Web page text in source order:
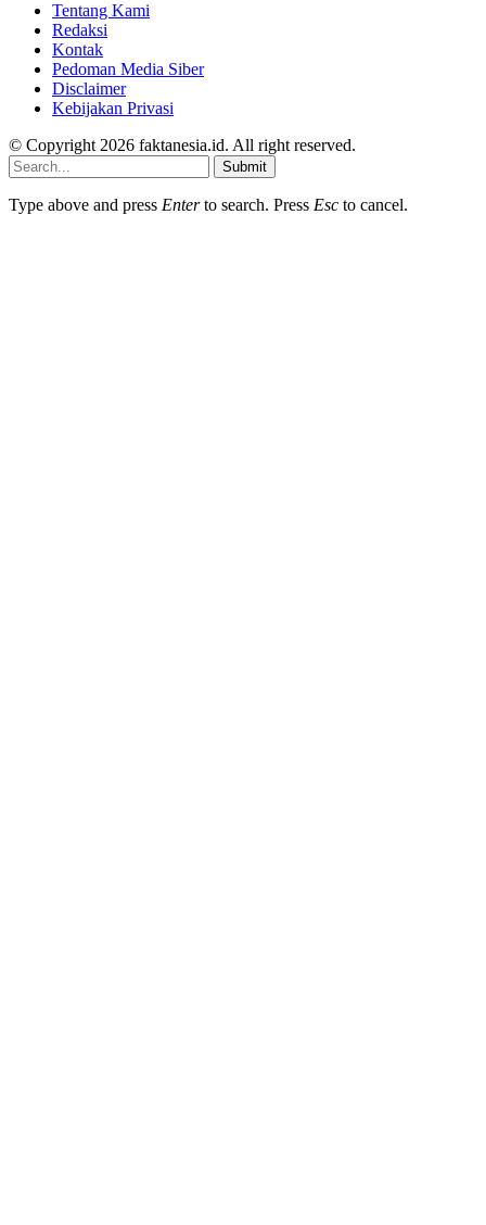
Tentang Kami
Redaksi
Kontak
Pedoman Media Siber
Disclaimer
Kebijakan Privasi
© Copyright 2026 faktanesia.id. All right reserved.
Submit
Type above and press Enterto search. Press Esc to cancel.